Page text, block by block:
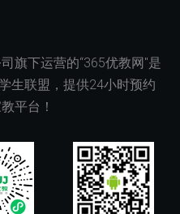
旗下运营的“365优教网"是
生联盟，提供24小时预约
平台！